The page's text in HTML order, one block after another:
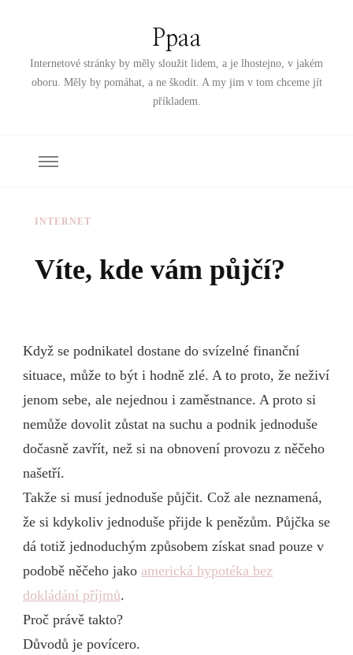
Ppaa
Internetové stránky by měly sloužit lidem, a je lhostejno, v jakém
oboru. Měly by pomáhat, a ne škodit. A my jim v tom chceme jít
příkladem.
INTERNET
Víte, kde vám půjčí?
Když se podnikatel dostane do svízelné finanční
situace, může to být i hodně zlé. A to proto, že neživí
jenom sebe, ale nejednou i zaměstnance. A proto si
nemůže dovolit zůstat na suchu a podnik jednoduše
dočasně zavřít, než si na obnovení provozu z něčeho
našetří.
Takže si musí jednoduše půjčit. Což ale neznamená,
že si kdykoliv jednoduše přijde k penězům. Půjčka se
dá totiž jednoduchým způsobem získat snad pouze v
podobě něčeho jako americká hypotéka bez
dokládání příjmů.
Proč právě takto?
Důvodů je povícero.